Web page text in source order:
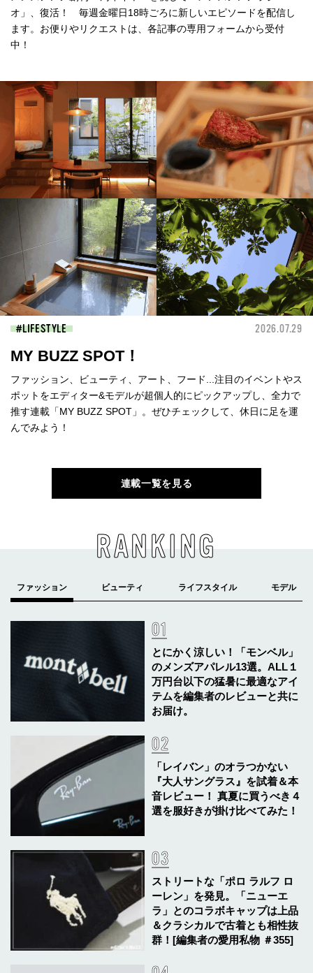
オ」、復活！ 毎週金曜日18時ごろに新しいエピソードを配信し
ます。お便りやリクエストは、各記事の専用フォームから受付
中！
LIFESTYLE 2026.07.29
MY BUZZ SPOT！
ファッション、ビューティ、アート、フード...注目のイベントやス
ポットをエディター&モデルが超個人的にピックアップし、全力で
推す連載「MY BUZZ SPOT」。ぜひチェックして、休日に足を運
んでみよう！
連載一覧を見る
RANKING
とにかく涼しい！「モンベル」
のメンズアパレル13選。ALL１
万円台以下の猛暑に最適なアイ
テムを編集者のレビューと共に
お届け。
「レイバン」のオラつかない
『大人サングラス』を試着＆本
音レビュー！ 真夏に買うべき４
選を服好きが掛け比べてみた！
ストリートな「ポロ ラルフ ロ
ーレン」を発見。「ニューエ
ラ」とのコラボキャップは上品
＆クラシカルで古着とも相性抜
群！[編集者の愛用私物 ＃355]